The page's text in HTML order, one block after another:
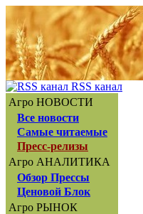
RSS канал
Агро НОВОСТИ
Все новости
Самые читаемые
Пресс-релизы
Агро АНАЛИТИКА
Обзор Прессы
Ценовой Блок
Агро РЫНОК